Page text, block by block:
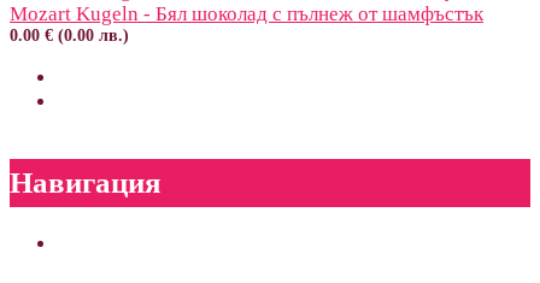
Mozart Kugeln - Бял шоколад с пълнеж от шамфъстък
0.00 € (0.00 лв.)
Навигация